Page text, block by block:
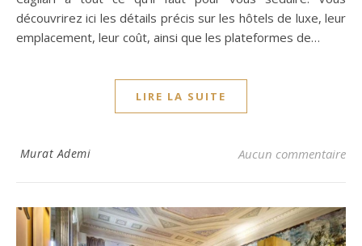
découvrirez ici les détails précis sur les hôtels de luxe, leur
emplacement, leur coût, ainsi que les plateformes de…
LIRE LA SUITE
Murat Ademi Aucun commentaire